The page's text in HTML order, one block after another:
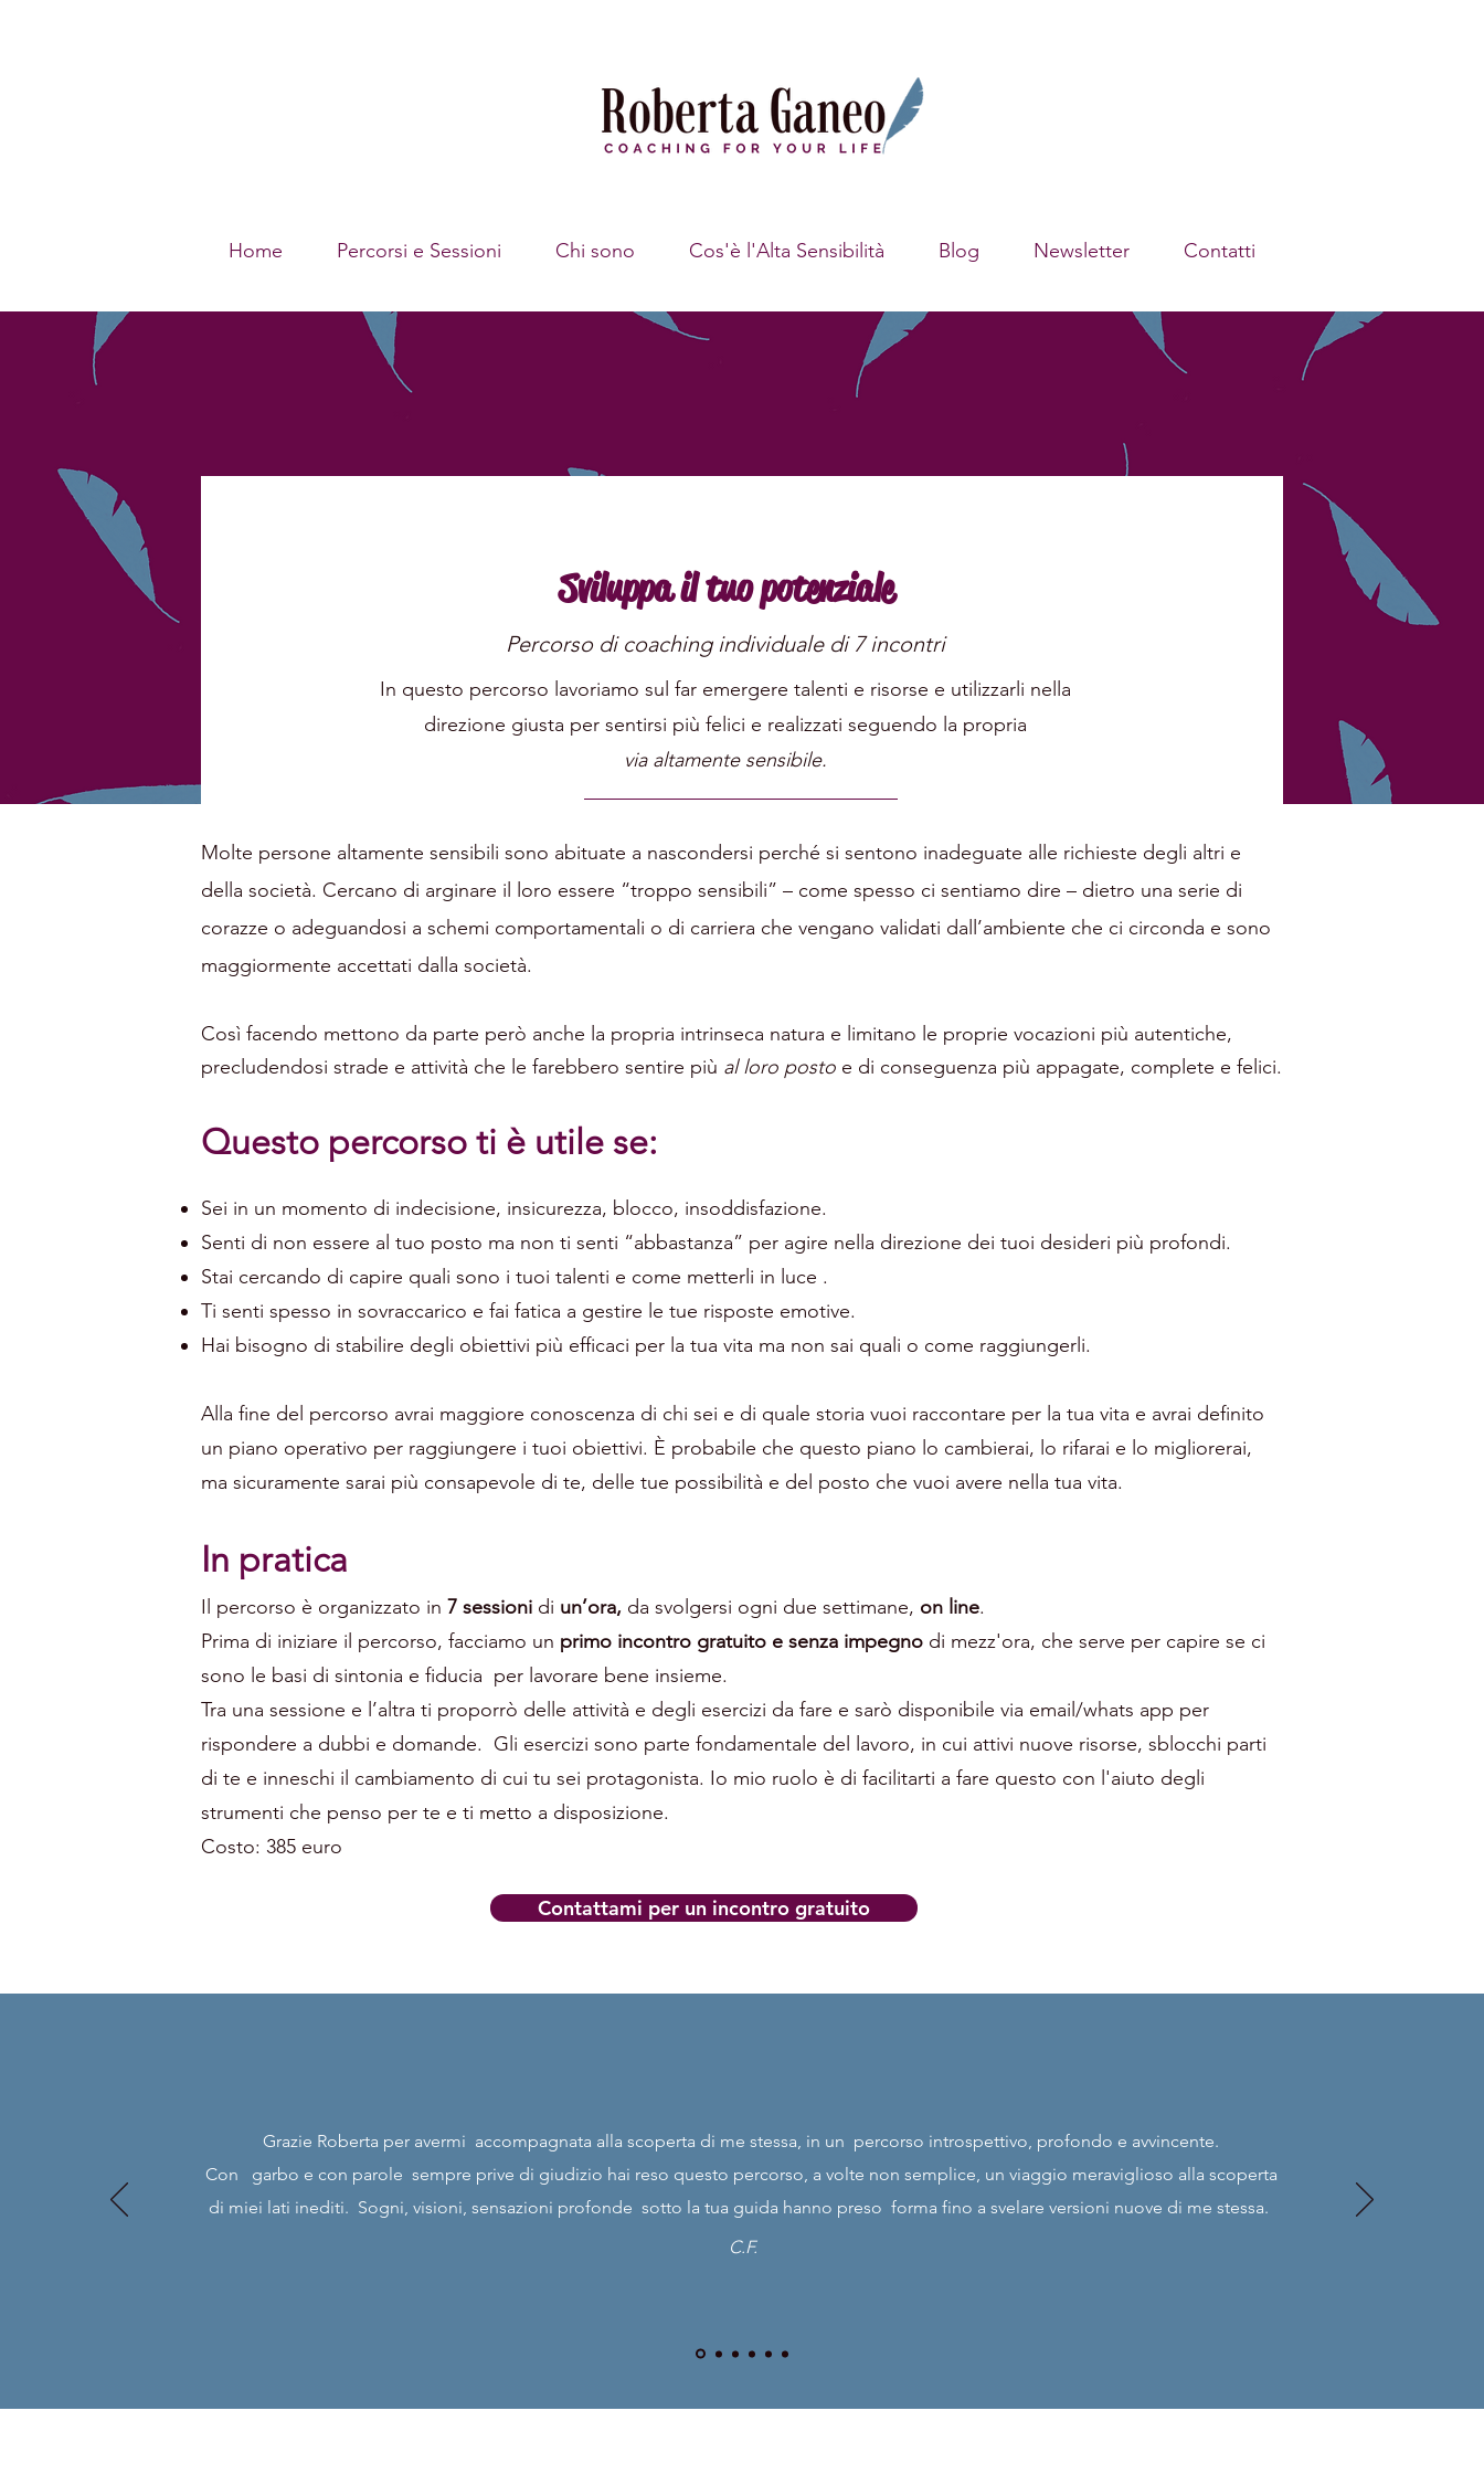
Home Percorsi e Sessioni Chi sono Cos'è l'Alta Sensibilità Blog Newsletter Contatti
Sviluppa il tuo potenziale
Percorso di coaching individuale di 7 incontri
In questo percorso lavoriamo sul far emergere talenti e risorse e utilizzarli nella
direzione giusta per sentirsi più felici e realizzati seguendo la propria
via altamente sensibile.
Molte persone altamente sensibili sono abituate a nascondersi perché si sentono inadeguate alle richieste degli altri e
della società. Cercano di arginare il loro essere “troppo sensibili” – come spesso ci sentiamo dire – dietro una serie di
corazze o adeguandosi a schemi comportamentali o di carriera che vengano validati dall’ambiente che ci circonda e sono
maggiormente accettati dalla società.
Così facendo mettono da parte però anche la propria intrinseca natura e limitano le proprie vocazioni più autentiche,
precludendosi strade e attività che le farebbero sentire più al loro posto e di conseguenza più appagate, complete e felici.
Questo percorso ti è utile se:
Sei in un momento di indecisione, insicurezza, blocco, insoddisfazione.
Senti di non essere al tuo posto ma non ti senti “abbastanza” per agire nella direzione dei tuoi desideri più profondi.
Stai cercando di capire quali sono i tuoi talenti e come metterli in luce .
Ti senti spesso in sovraccarico e fai fatica a gestire le tue risposte emotive.
Hai bisogno di stabilire degli obiettivi più efficaci per la tua vita ma non sai quali o come raggiungerli.
Alla fine del percorso avrai maggiore conoscenza di chi sei e di quale storia vuoi raccontare per la tua vita e avrai definito
un piano operativo per raggiungere i tuoi obiettivi. È probabile che questo piano lo cambierai, lo rifarai e lo migliorerai,
ma sicuramente sarai più consapevole di te, delle tue possibilità e del posto che vuoi avere nella tua vita.
In pratica
Il percorso è organizzato in 7 sessioni di un’ora, da svolgersi ogni due settimane, on line.
Prima di iniziare il percorso, facciamo un primo incontro gratuito e senza impegno di mezz'ora, che serve per capire se ci
sono le basi di sintonia e fiducia per lavorare bene insieme.
Tra una sessione e l’altra ti proporrò delle attività e degli esercizi da fare e sarò disponibile via email/whats app per
rispondere a dubbi e domande. Gli esercizi sono parte fondamentale del lavoro, in cui attivi nuove risorse, sblocchi parti
di te e inneschi il cambiamento di cui tu sei protagonista. Io mio ruolo è di facilitarti a fare questo con l'aiuto degli
strumenti che penso per te e ti metto a disposizione.
Costo: 385 euro
Contattami per un incontro gratuito
Grazie Roberta per avermi accompagnata alla scoperta di me stessa, in un percorso introspettivo, profondo e avvincente.
Con garbo e con parole sempre prive di giudizio hai reso questo percorso, a volte non semplice, un viaggio meraviglioso alla scoperta
di miei lati inediti. Sogni, visioni, sensazioni profonde sotto la tua guida hanno preso forma fino a svelare versioni nuove di me stessa.
C.F.